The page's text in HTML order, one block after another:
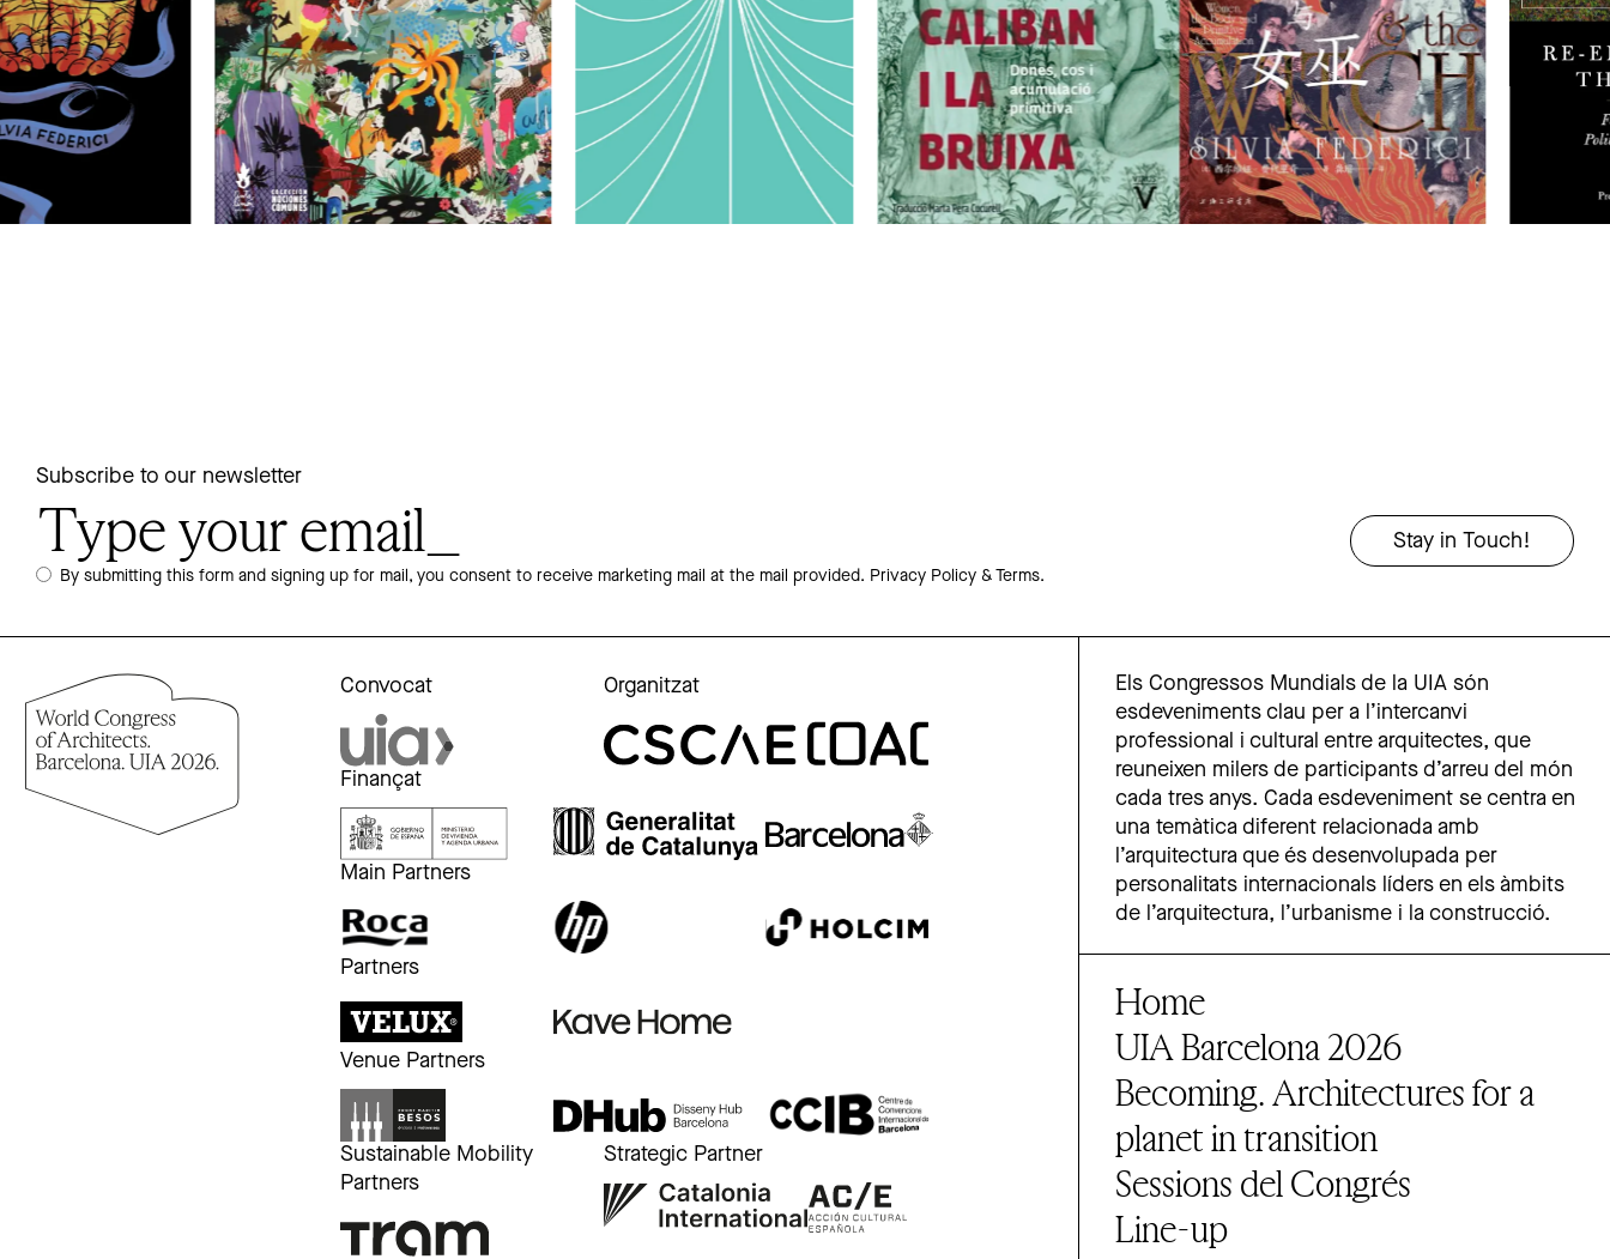
Subscribe to our newsletter
By submitting this form and signing up for mail, you consent to receive marketing mail at the mail provided. Privacy Policy & Terms.
Convocat Organitzat
Finançat
Main Partners
Partners
Venue Partners
Sustainable Mobility
Partners
Strategic Partner
Els Congressos Mundials de la UIA són
esdeveniments clau per a l’intercanvi
professional i cultural entre arquitectes, que
reuneixen milers de participants d’arreu del món
cada tres anys. Cada esdeveniment se centra en
una temàtica diferent relacionada amb
l’arquitectura que és desenvolupada per
personalitats internacionals líders en els àmbits
de l’arquitectura, l’urbanisme i la construcció.
Home
UIA Barcelona 2026
Becoming. Architectures for a
planet in transition
Sessions del Congrés
Line-up